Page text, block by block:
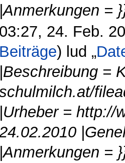
|Anmerkungen =
03:27, 24. Feb.
Beiträge) lud „
|Beschreibung =
|Urheber = http://
|Anmerkungen =